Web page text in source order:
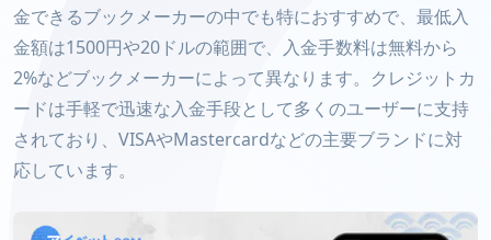
金できるブックメーカーの中でも特におすすめで、最低入
金額は1500円や20ドルの範囲で、入金手数料は無料から
2%などブックメーカーによって異なります。クレジットカ
ードは手軽で迅速な入金手段として多くのユーザーに支持
されており、VISAやMastercardなどの主要ブランドに対
応しています。